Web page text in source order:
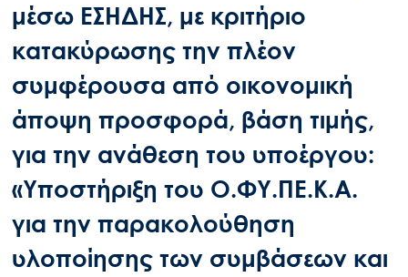
μέσω ΕΣΗΔΗΣ, με κριτήριο
κατακύρωσης την πλέον
συμφέρουσα από οικονομική
άποψη προσφορά, βάση τιμής,
για την ανάθεση του υποέργου:
«Υποστήριξη του Ο.ΦΥ.ΠΕ.Κ.Α.
για την παρακολούθηση
υλοποίησης των συμβάσεων και